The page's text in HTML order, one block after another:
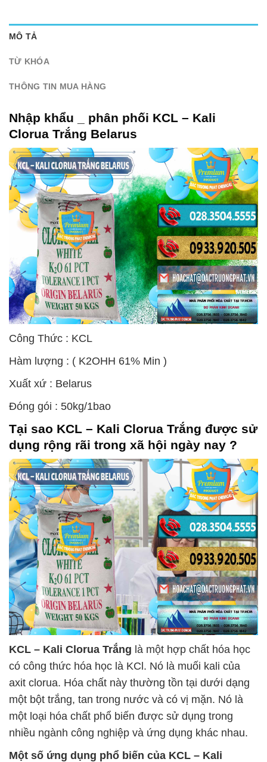
MÔ TẢ
TỪ KHÓA
THÔNG TIN MUA HÀNG
Nhập khẩu _ phân phối KCL – Kali
Clorua Trắng Belarus
Công Thức : KCL
Hàm lượng : ( K2OHH 61% Min )
Xuất xứ : Belarus
Đóng gói : 50kg/1bao
Tại sao KCL – Kali Clorua Trắng được sử
dụng rộng rãi trong xã hội ngày nay ?
KCL – Kali Clorua Trắng là một hợp chất hóa học
có công thức hóa học là KCl. Nó là muối kali của
axit clorua. Hóa chất này thường tồn tại dưới dạng
một bột trắng, tan trong nước và có vị mặn. Nó là
một loại hóa chất phổ biến được sử dụng trong
nhiều ngành công nghiệp và ứng dụng khác nhau.
Một số ứng dụng phổ biến của KCL – Kali